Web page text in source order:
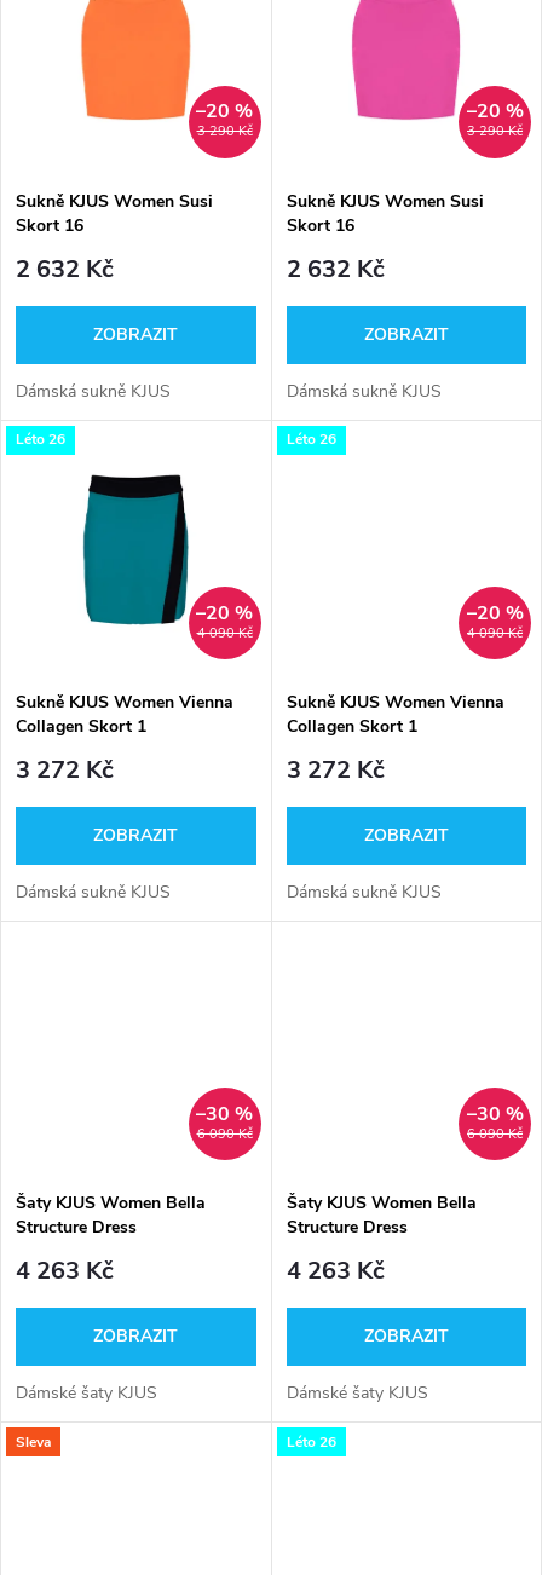
p
r
d
u
s
p
r
o
d
3 290 Kč
–20 %
Sukně KJUS Women Susi
Skort 16
2 632 Kč
ZOBRAZIT
Dámská sukně KJUS
3 290 Kč
–20 %
Sukně KJUS Women Susi
Skort 16
2 632 Kč
ZOBRAZIT
Dámská sukně KJUS
Léto 26
4 090 Kč
–20 %
Sukně KJUS Women Vienna
Collagen Skort 1
3 272 Kč
ZOBRAZIT
Dámská sukně KJUS
Léto 26
4 090 Kč
–20 %
Sukně KJUS Women Vienna
Collagen Skort 1
3 272 Kč
ZOBRAZIT
Dámská sukně KJUS
6 090 Kč
–30 %
Šaty KJUS Women Bella
Structure Dress
4 263 Kč
ZOBRAZIT
Dámské šaty KJUS
6 090 Kč
–30 %
Šaty KJUS Women Bella
Structure Dress
4 263 Kč
ZOBRAZIT
Dámské šaty KJUS
Sleva Léto 26